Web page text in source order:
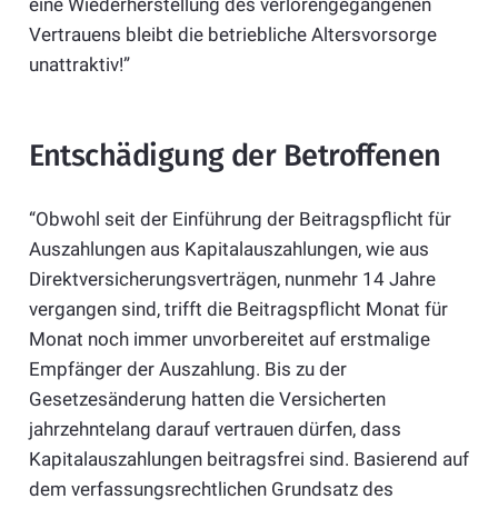
eine Wiederherstellung des verlorengegangenen
Vertrauens bleibt die betriebliche Altersvorsorge
unattraktiv!”
Entschädigung der Betroffenen
“Obwohl seit der Einführung der Beitragspflicht für
Auszahlungen aus Kapitalauszahlungen, wie aus
Direktversicherungsverträgen, nunmehr 14 Jahre
vergangen sind, trifft die Beitragspflicht Monat für
Monat noch immer unvorbereitet auf erstmalige
Empfänger der Auszahlung. Bis zu der
Gesetzesänderung hatten die Versicherten
jahrzehntelang darauf vertrauen dürfen, dass
Kapitalauszahlungen beitragsfrei sind. Basierend auf
dem verfassungsrechtlichen Grundsatz des